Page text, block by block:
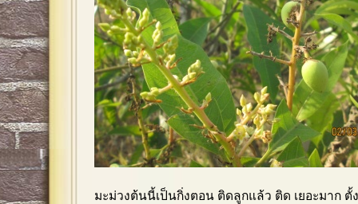
มะม่วงต้นนี้เป็นกิ่งตอน ติดลูกแล้ว ติด เยอะมาก ตั้